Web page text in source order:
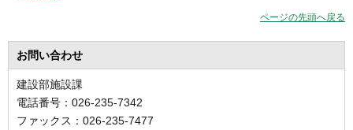
ページの先頭へ戻る
お問い合わせ
建設部施設課
電話番号：026-235-7342
ファックス：026-235-7477